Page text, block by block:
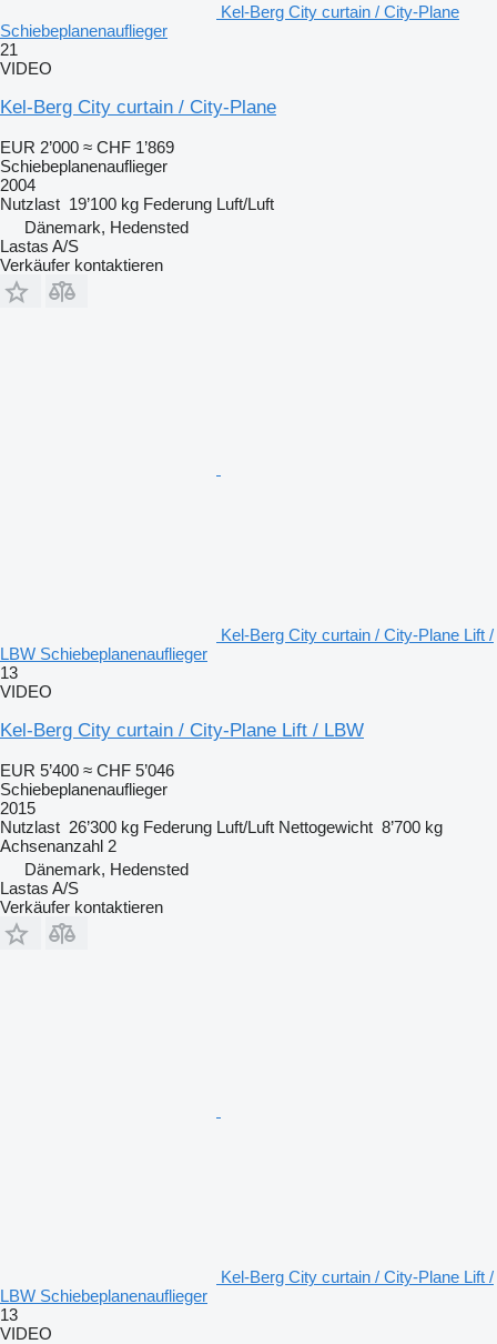
Kel-Berg City curtain / City-Plane
Schiebeplanenauflieger
21
VIDEO
Kel-Berg City curtain / City-Plane
EUR 2’000 ≈ CHF 1’869
Schiebeplanenauflieger
2004
Nutzlast 19’100 kg Federung Luft/Luft
Dänemark, Hedensted
Lastas A/S
Verkäufer kontaktieren
Kel-Berg City curtain / City-Plane Lift /
LBW Schiebeplanenauflieger
13
VIDEO
Kel-Berg City curtain / City-Plane Lift / LBW
EUR 5’400 ≈ CHF 5’046
Schiebeplanenauflieger
2015
Nutzlast 26’300 kg Federung Luft/Luft Nettogewicht 8’700 kg
Achsenanzahl 2
Dänemark, Hedensted
Lastas A/S
Verkäufer kontaktieren
Kel-Berg City curtain / City-Plane Lift /
LBW Schiebeplanenauflieger
13
VIDEO